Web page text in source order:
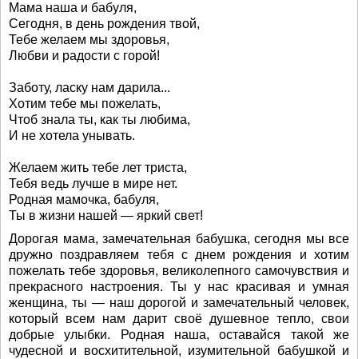
Мама наша и бабуля,
Сегодня, в день рождения твой,
Тебе желаем мы здоровья,
Любви и радости с горой!
Заботу, ласку нам дарила...
Хотим тебе мы пожелать,
Чтоб знала ты, как ты любима,
И не хотела унывать.
Желаем жить тебе лет триста,
Тебя ведь лучше в мире нет.
Родная мамочка, бабуля,
Ты в жизни нашей — яркий свет!
Дорогая мама, замечательная бабушка, сегодня мы все
дружно поздравляем тебя с днем рождения и хотим
пожелать тебе здоровья, великолепного самочувствия и
прекрасного настроения. Ты у нас красивая и умная
женщина, ты — наш дорогой и замечательный человек,
который всем нам дарит своё душевное тепло, свои
добрые улыбки. Родная наша, оставайся такой же
чудесной и восхитительной, изумительной бабушкой и